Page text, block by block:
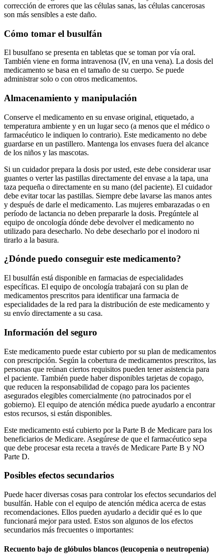
corrección de errores que las células sanas, las células cancerosas
son más sensibles a este daño.
Cómo tomar el busulfán
El busulfano se presenta en tabletas que se toman por vía oral.
También viene en forma intravenosa (IV, en una vena). La dosis del
medicamento se basa en el tamaño de su cuerpo. Se puede
administrar solo o con otros medicamentos.
Almacenamiento y manipulación
Conserve el medicamento en su envase original, etiquetado, a
temperatura ambiente y en un lugar seco (a menos que el médico o
farmacéutico le indiquen lo contrario). Este medicamento no debe
guardarse en un pastillero. Mantenga los envases fuera del alcance
de los niños y las mascotas.
Si un cuidador prepara la dosis por usted, este debe considerar usar
guantes o verter las pastillas directamente del envase a la tapa, una
taza pequeña o directamente en su mano (del paciente). El cuidador
debe evitar tocar las pastillas. Siempre debe lavarse las manos antes
y después de darle el medicamento. Las mujeres embarazadas o en
período de lactancia no deben prepararle la dosis. Pregúntele al
equipo de oncología dónde debe devolver el medicamento no
utilizado para desecharlo. No debe desecharlo por el inodoro ni
tirarlo a la basura.
¿Dónde puedo conseguir este medicamento?
El busulfán está disponible en farmacias de especialidades
específicas. El equipo de oncología trabajará con su plan de
medicamentos prescritos para identificar una farmacia de
especialidades de la red para la distribución de este medicamento y
su envío directamente a su casa.
Información del seguro
Este medicamento puede estar cubierto por su plan de medicamentos
con prescripción. Según la cobertura de medicamentos prescritos, las
personas que reúnan ciertos requisitos pueden tener asistencia para
el paciente. También puede haber disponibles tarjetas de copago,
que reducen la responsabilidad de copago para los pacientes
asegurados elegibles comercialmente (no patrocinados por el
gobierno). El equipo de atención médica puede ayudarlo a encontrar
estos recursos, si están disponibles.
Este medicamento está cubierto por la Parte B de Medicare para los
beneficiarios de Medicare. Asegúrese de que el farmacéutico sepa
que debe procesar esta receta a través de Medicare Parte B y NO
Parte D.
Posibles efectos secundarios
Puede hacer diversas cosas para controlar los efectos secundarios del
busulfán. Hable con el equipo de atención médica acerca de estas
recomendaciones. Ellos pueden ayudarlo a decidir qué es lo que
funcionará mejor para usted. Estos son algunos de los efectos
secundarios más frecuentes o importantes:
Recuento bajo de glóbulos blancos (leucopenia o neutropenia)